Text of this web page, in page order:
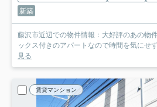
新築
藤沢市近辺での物件情報：大好評のあの物
ックス付きのアパートなので時間を気にせ
見る
賃貸マンション